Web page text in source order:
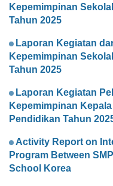
Kepemimpinan
Tahun 2025
Laporan Kegiatan
Kepemimpinan
Tahun 2025
Laporan Kegiatan
Kepemimpinan
Pendidikan Tahun
Activity Report on
Program Between
School Korea